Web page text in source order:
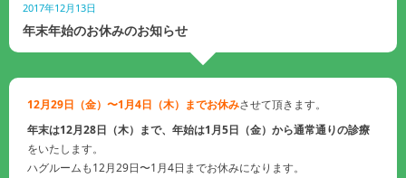
2017年12月13日
年末年始のお休みのお知らせ
12月29日（金）〜1月4日（木）までお休みさせて頂きます。
年末は12月28日（木）まで、年始は1月5日（金）から通常通りの診療
をいたします。
ハグルームも12月29日〜1月4日までお休みになります。